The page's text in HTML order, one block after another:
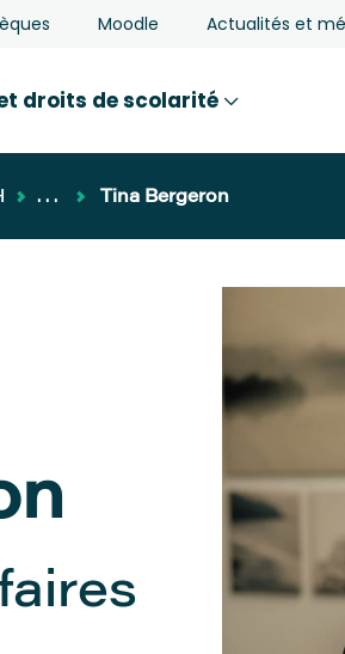
Moodle Actualités et
droits de scolarité
... Tina Bergeron